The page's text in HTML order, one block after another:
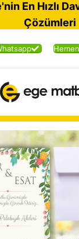
En Hızlı
Çözümleri